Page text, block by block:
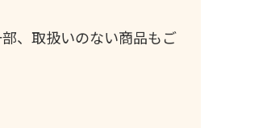
、取扱いのない商品もご